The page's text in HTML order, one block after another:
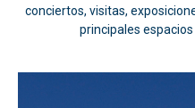
conciertos, visitas,
principales